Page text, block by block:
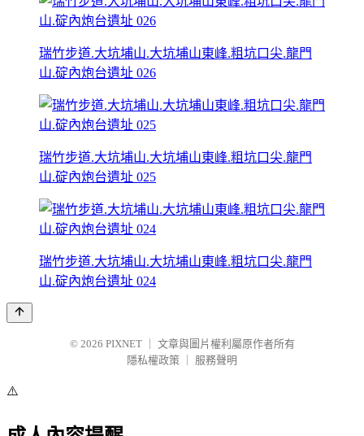
瑞竹步道.大坑埔山.大坑埔山東峰.粗坑口尖.龍門
山.碇內炮台遺址 026
瑞竹步道.大坑埔山.大坑埔山東峰.粗坑口尖.龍門
山.碇內炮台遺址 025
瑞竹步道.大坑埔山.大坑埔山東峰.粗坑口尖.龍門
山.碇內炮台遺址 024
© 2026 PIXNET
文章與圖片權利屬原作者所有
隱私權政策
服務聲明
⚠️